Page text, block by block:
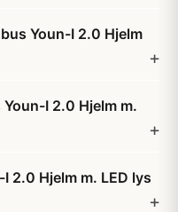
Youn-I 2.0 Hjelm
I 2.0 Hjelm m.
2.0 Hjelm m. LED lys